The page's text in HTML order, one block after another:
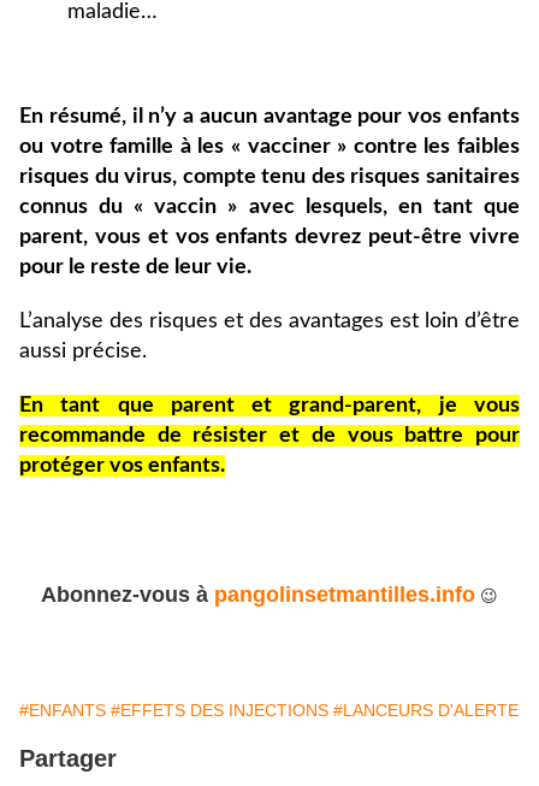
maladie…
En résumé, il n’y a aucun avantage pour vos enfants
ou votre famille à les « vacciner » contre les faibles
risques du virus, compte tenu des risques sanitaires
connus du « vaccin » avec lesquels, en tant que
parent, vous et vos enfants devrez peut-être vivre
pour le reste de leur vie.
L’analyse des risques et des avantages est loin d’être
aussi précise.
En tant que parent et grand-parent, je vous
recommande de résister et de vous battre pour
protéger vos enfants.
Abonnez-vous à pangolinsetmantilles.info 😉
#ENFANTS #EFFETS DES INJECTIONS #LANCEURS D'ALERTE
Partager